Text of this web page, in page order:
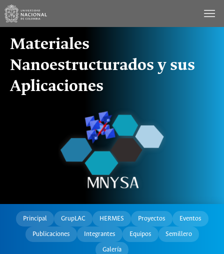
Saltar
contenido
Materiales
Nanoestructurados y sus
Aplicaciones
Principal GrupLAC HERMES Proyectos Eventos
Publicaciones Integrantes Equipos Semillero
Galería